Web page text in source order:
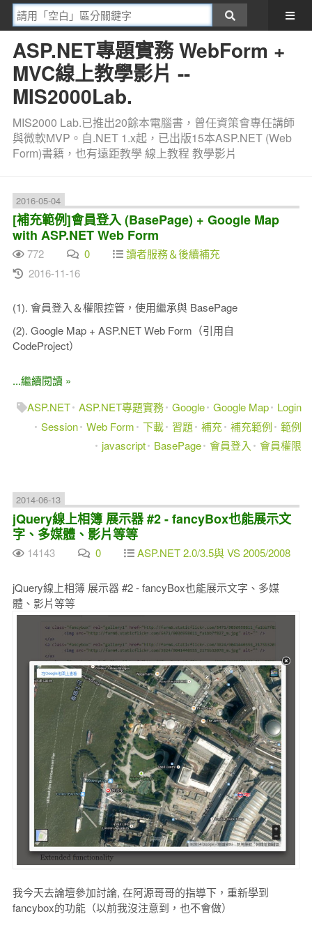
ASP.NET專題實務 WebForm +
MVC線上教學影片 --
MIS2000Lab.
MIS2000 Lab.已推出20餘本電腦書，曾任資策會專任講師
與微軟MVP。自.NET 1.x起，已出版15本ASP.NET (Web
Form)書籍，也有遠距教學 線上教程 教學影片
2016-05-04
[補充範例]會員登入 (BasePage) + Google Map
with ASP.NET Web Form
772 0
讀者服務＆後續補充
2016-11-16
(1). 會員登入＆權限控管，使用繼承與 BasePage
(2). Google Map + ASP.NET Web Form（引用自
CodeProject）
...繼續閱讀 »
ASP.NET ASP.NET專題實務 Google Google Map
Login
Session Web Form 下載 習題 補充 補充範例
範例
javascript
BasePage 會員登入 會員權限
2014-06-13
jQuery線上相簿 展示器 #2 - fancyBox也能展示文
字、多媒體、影片等等
14143 0 ASP.NET 2.0/3.5與 VS 2005/2008
jQuery線上相簿 展示器 #2 - fancyBox也能展示文字、多媒
體、影片等等
我今天去論壇參加討論, 在阿源哥哥的指導下，重新學到
fancybox的功能（以前我沒注意到，也不會做）